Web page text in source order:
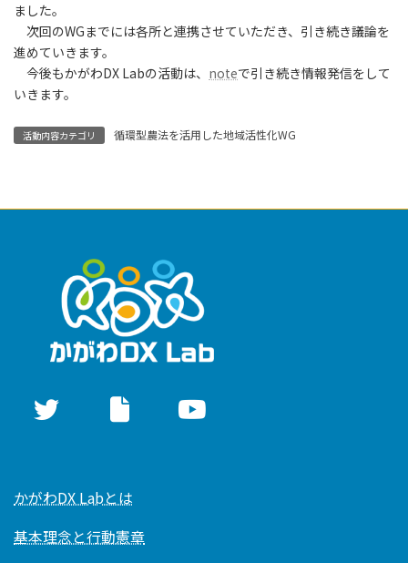
ました。
次回のWGまでには各所と連携させていただき、引き続き議論を
進めていきます。
今後もかがわDX Labの活動は、 noteで引き続き情報発信をして
いきます。
活動内容カテゴリ 循環型農法を活用した地域活性化WG
かがわDX Labとは
基本理念と行動憲章